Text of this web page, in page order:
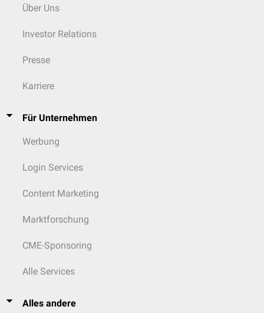
Über Uns
Investor Relations
Presse
Karriere
Für Unternehmen
Werbung
Login Services
Content Marketing
Marktforschung
CME-Sponsoring
Alle Services
Alles andere